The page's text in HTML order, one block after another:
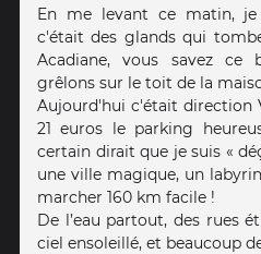
En me levant ce matin,
c'était des glands qui
Acadiane, vous savez
grêlons sur le toit de la
Aujourd'hui c'était direction
21 euros le parking
certain dirait que je suis «
une ville magique, un
marcher 160 km facile !
De l’eau partout, des rues
ciel ensoleillé, et beaucoup